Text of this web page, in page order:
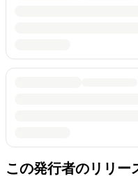
この発行者のリリー